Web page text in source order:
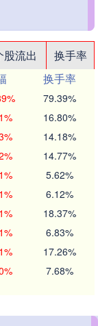
股流出
换手率
换手率
79.39%
16.80%
14.18%
14.77%
5.62%
6.12%
18.37%
6.83%
17.26%
7.68%